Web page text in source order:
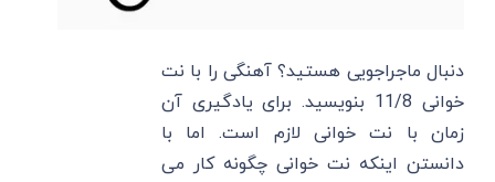
دنبال ماجراجویی هستید؟ آهنگی را با نت
خوانی 11/8 بنویسید. برای یادگیری آن
زمان با نت خوانی لازم است. اما با
دانستن اینکه نت خوانی چگونه کار می